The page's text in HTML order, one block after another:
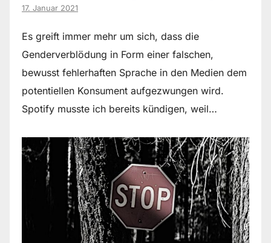
17. Januar 2021
Es greift immer mehr um sich, dass die
Genderverblödung in Form einer falschen,
bewusst fehlerhaften Sprache in den Medien dem
potentiellen Konsument aufgezwungen wird.
Spotify musste ich bereits kündigen, weil…